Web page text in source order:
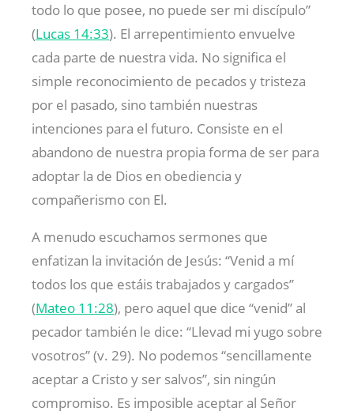
todo lo que posee, no puede ser mi discípulo”
(Lucas 14:33). El arrepentimiento envuelve
cada parte de nuestra vida. No significa el
simple reconocimiento de pecados y tristeza
por el pasado, sino también nuestras
intenciones para el futuro. Consiste en el
abandono de nuestra propia forma de ser para
adoptar la de Dios en obediencia y
compañerismo con El.
A menudo escuchamos sermones que
enfatizan la invitación de Jesús: “Venid a mí
todos los que estáis trabajados y cargados”
(Mateo 11:28), pero aquel que dice “venid” al
pecador también le dice: “Llevad mi yugo sobre
vosotros” (v. 29). No podemos “sencillamente
aceptar a Cristo y ser salvos”, sin ningún
compromiso. Es imposible aceptar al Señor